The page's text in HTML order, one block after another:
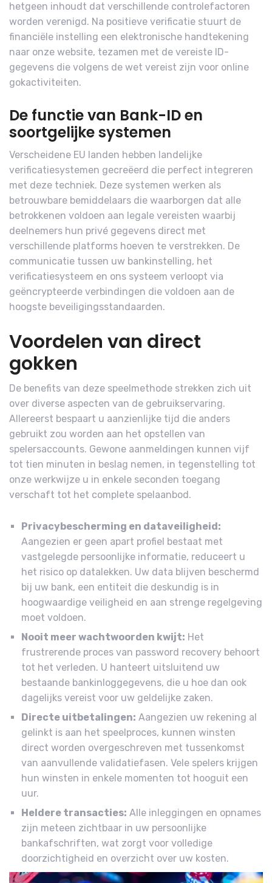
hetgeen inhoudt dat verschillende controlefactoren
worden verenigd. Na positieve verificatie stuurt de
financiële instelling een elektronische handtekening
naar onze website, tezamen met de vereiste ID-
gegevens die volgens de wet vereist zijn voor online
gokactiviteiten.
De functie van Bank-ID en
soortgelijke systemen
Verscheidene EU landen hebben landelijke
verificatiesystemen gecreëerd die perfect integreren
met deze techniek. Deze systemen werken als
betrouwbare bemiddelaars die waarborgen dat alle
betrokkenen voldoen aan legale vereisten waarbij
deelnemers hun privé gegevens direct met
verschillende platforms hoeven te verstrekken. De
communicatie tussen uw bankinstelling, het
verificatiesysteem en ons systeem verloopt via
geëncrypteerde verbindingen die voldoen aan de
hoogste beveiligingsstandaarden.
Voordelen van direct
gokken
De benefits van deze speelmethode strekken zich uit
over diverse aspecten van de gebruikservaring.
Allereerst bespaart u aanzienlijke tijd die anders
gebruikt zou worden aan het opstellen van
spelersaccounts. Gewone aanmeldingen kunnen vijf
tot tien minuten in beslag nemen, in tegenstelling tot
onze werkwijze u in enkele seconden toegang
verschaft tot het complete spelaanbod.
Privacybescherming en dataveiligheid:
Aangezien er geen apart profiel bestaat met
vastgelegde persoonlijke informatie, reduceert u
het risico op datalekken. Uw data blijven beschermd
bij uw bank, een entiteit die deskundig is in
hoogwaardige veiligheid en aan strenge regelgeving
moet voldoen.
Nooit meer wachtwoorden kwijt: Het
frustrerende proces van password recovery behoort
tot het verleden. U hanteert uitsluitend uw
bestaande bankinloggegevens, die u hoe dan ook
dagelijks vereist voor uw geldelijke zaken.
Directe uitbetalingen: Aangezien uw rekening al
gelinkt is aan het speelproces, kunnen winsten
direct worden overgeschreven met tussenkomst
van aanvullende validatiefasen. Vele spelers krijgen
hun winsten in enkele momenten tot hooguit een
uur.
Heldere transacties: Alle inleggingen en opnames
zijn meteen zichtbaar in uw persoonlijke
bankafschriften, wat zorgt voor volledige
doorzichtigheid en overzicht over uw kosten.